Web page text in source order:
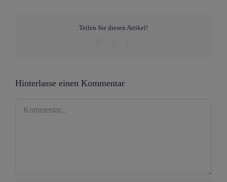
Teilen Sie diesen Artikel!
Hinterlasse einen Kommentar